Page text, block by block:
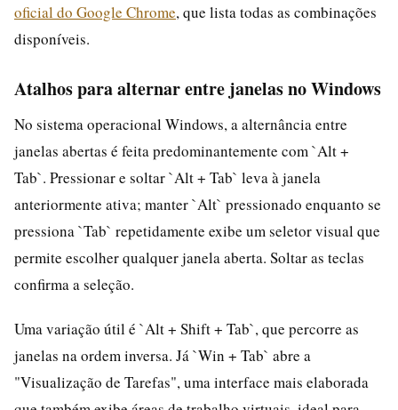
oficial do Google Chrome, que lista todas as combinações
disponíveis.
Atalhos para alternar entre janelas no Windows
No sistema operacional Windows, a alternância entre
janelas abertas é feita predominantemente com `Alt +
Tab`. Pressionar e soltar `Alt + Tab` leva à janela
anteriormente ativa; manter `Alt` pressionado enquanto se
pressiona `Tab` repetidamente exibe um seletor visual que
permite escolher qualquer janela aberta. Soltar as teclas
confirma a seleção.
Uma variação útil é `Alt + Shift + Tab`, que percorre as
janelas na ordem inversa. Já `Win + Tab` abre a
"Visualização de Tarefas", uma interface mais elaborada